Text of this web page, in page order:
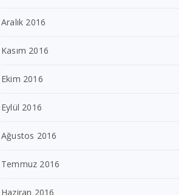
Aralık 2016
Kasım 2016
Ekim 2016
Eylül 2016
Ağustos 2016
Temmuz 2016
Haziran 2016